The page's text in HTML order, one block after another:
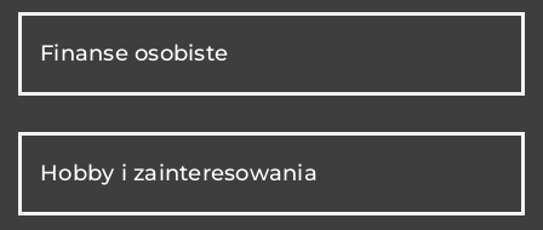
Finanse osobiste
Hobby i zainteresowania